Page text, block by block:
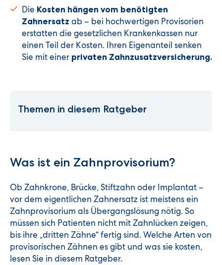
Die Kosten hängen vom benötigten
Zahnersatz ab – bei hochwertigen Provisorien
erstatten die gesetzlichen Krankenkassen nur
einen Teil der Kosten. Ihren Eigenanteil senken
Sie mit einer privaten Zahnzusatzversicherung.
Themen in diesem Ratgeber
Was ist ein Zahnprovisorium?
Ob Zahnkrone, Brücke, Stiftzahn oder Implantat –
vor dem eigentlichen Zahnersatz ist meistens ein
Zahnprovisorium als Übergangslösung nötig. So
müssen sich Patienten nicht mit Zahnlücken zeigen,
bis ihre „dritten Zähne“ fertig sind. Welche Arten von
provisorischen Zähnen es gibt und was sie kosten,
lesen Sie in diesem Ratgeber.